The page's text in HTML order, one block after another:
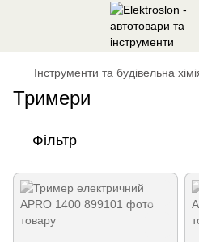
Інструменти та будівельна
Тримери
Фільтр